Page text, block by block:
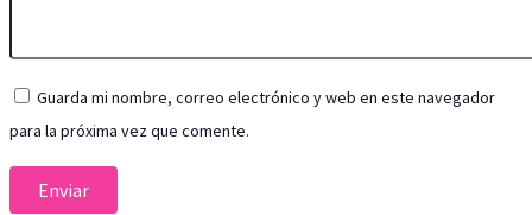
Guarda mi nombre, correo electrónico y web en este navegador
para la próxima vez que comente.